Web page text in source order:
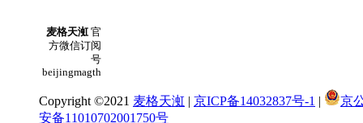
麦格天渱官
方微信订阅
号
beijingmagth
Copyright ©2021 麦格天渱 | 京ICP备14032837号-1 |
京
安备11010702001750号